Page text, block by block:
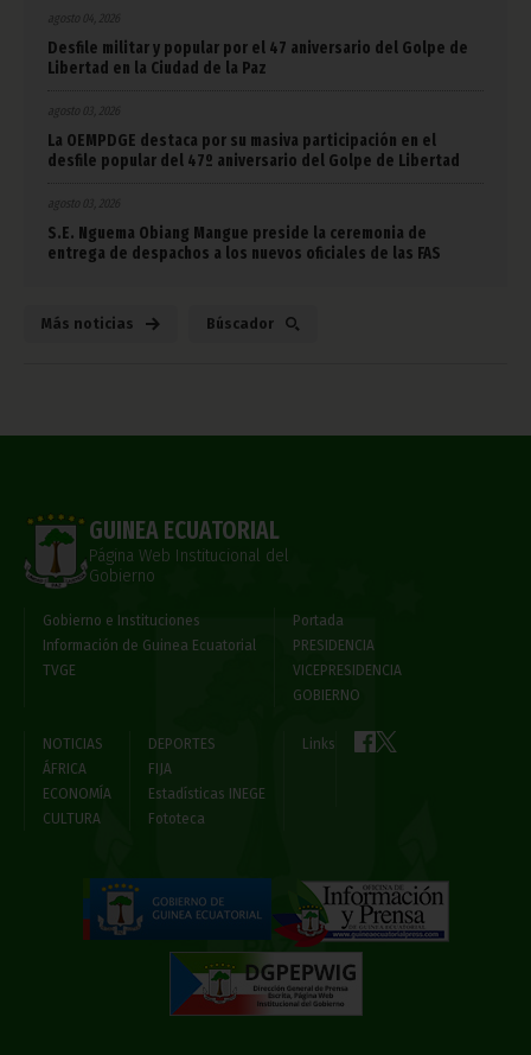
agosto 04, 2026
Desfile militar y popular por el 47 aniversario del Golpe de
Libertad en la Ciudad de la Paz
agosto 03, 2026
La OEMPDGE destaca por su masiva participación en el
desfile popular del 47º aniversario del Golpe de Libertad
agosto 03, 2026
S.E. Nguema Obiang Mangue preside la ceremonia de
entrega de despachos a los nuevos oficiales de las FAS
Más noticias Búscador
GUINEA ECUATORIAL
Página Web Institucional del
Gobierno
Gobierno e Instituciones
Información de Guinea Ecuatorial
TVGE
Portada
PRESIDENCIA
VICEPRESIDENCIA
GOBIERNO
NOTICIAS
ÁFRICA
ECONOMÍA
CULTURA
DEPORTES
FIJA
Estadísticas INEGE
Fototeca
Links